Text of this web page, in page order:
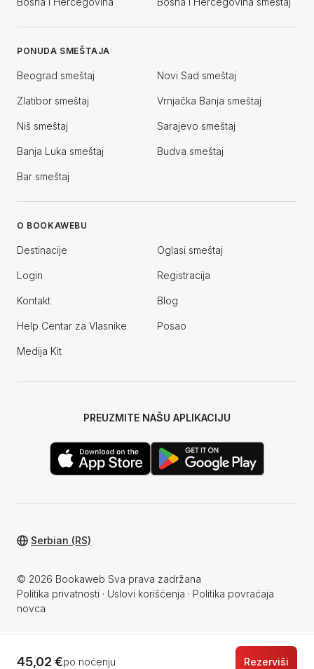
45,02 €po noćenju Rezerviši
PONUDA SMEŠTAJA
Beograd smeštaj Novi Sad smeštaj
Zlatibor smeštaj Vrnjačka Banja smeštaj
Niš smeštaj Sarajevo smeštaj
Banja Luka smeštaj Budva smeštaj
Bar smeštaj
O BOOKAWEBU
Destinacije Oglasi smeštaj
Login Registracija
Kontakt Blog
Help Centar za Vlasnike Posao
Medija Kit
PREUZMITE NAŠU APLIKACIJU
© 2026 Bookaweb Sva prava zadržana
Politika privatnosti · Uslovi korišćenja · Politika povraćaja
novca
Serbian (RS)